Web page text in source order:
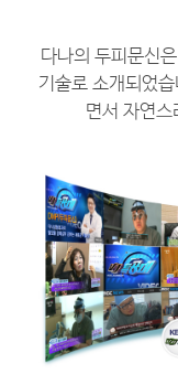
다나의 두피문신
기술로 소개되었습
면서 자연